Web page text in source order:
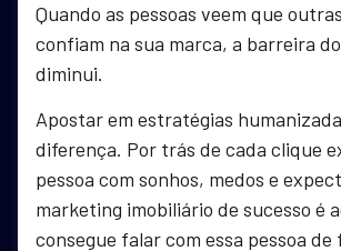
Quando as pessoas veem que
confiam na sua marca, a barreira
diminui.
Apostar em estratégias
diferença. Por trás de cada clique
pessoa com sonhos, medos e
marketing imobiliário de sucesso é
consegue falar com essa pessoa de